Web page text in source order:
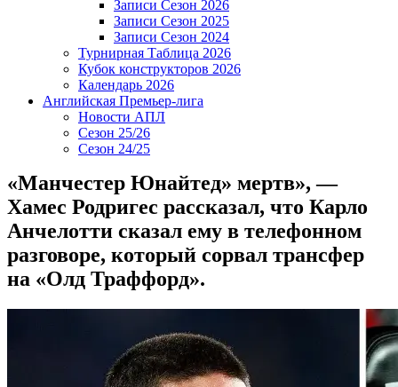
Записи Сезон 2026
Записи Сезон 2025
Записи Сезон 2024
Турнирная Таблица 2026
Кубок конструкторов 2026
Календарь 2026
Английская Премьер-лига
Новости АПЛ
Сезон 25/26
Сезон 24/25
«Манчестер Юнайтед» мертв», —
Хамес Родригес рассказал, что Карло
Анчелотти сказал ему в телефонном
разговоре, который сорвал трансфер
на «Олд Траффорд».